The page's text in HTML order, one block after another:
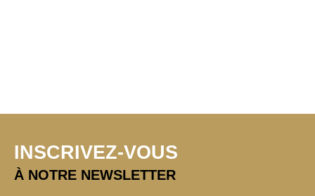
INSCRIVEZ-VOUS
À NOTRE NEWSLETTER